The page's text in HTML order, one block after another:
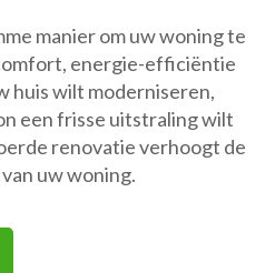
manier om uw woning te
energie-efficiëntie
huis wilt moderniseren,
een frisse uitstraling wilt
renovatie verhoogt de
uw woning.